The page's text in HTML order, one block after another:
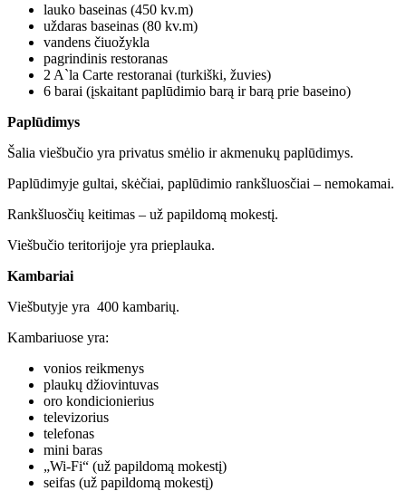
lauko baseinas (450 kv.m)
uždaras baseinas (80 kv.m)
vandens čiuožykla
pagrindinis restoranas
2 A`la Carte restoranai (turkiški, žuvies)
6 barai (įskaitant paplūdimio barą ir barą prie baseino)
Paplūdimys
Šalia viešbučio yra privatus smėlio ir akmenukų paplūdimys.
Paplūdimyje gultai, skėčiai, paplūdimio rankšluosčiai – nemokamai.
Rankšluosčių keitimas – už papildomą mokestį.
Viešbučio teritorijoje yra prieplauka.
Kambariai
Viešbutyje yra 400 kambarių.
Kambariuose yra:
vonios reikmenys
plaukų džiovintuvas
oro kondicionierius
televizorius
telefonas
mini baras
„Wi-Fi“ (už papildomą mokestį)
seifas (už papildomą mokestį)